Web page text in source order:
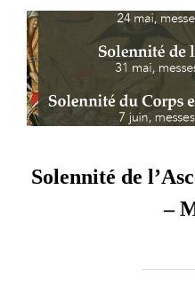
Solennité de
–